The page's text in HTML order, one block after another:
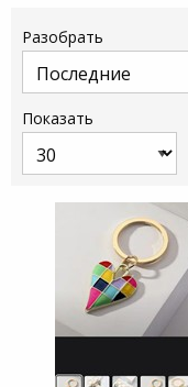
Разобрать
Показать